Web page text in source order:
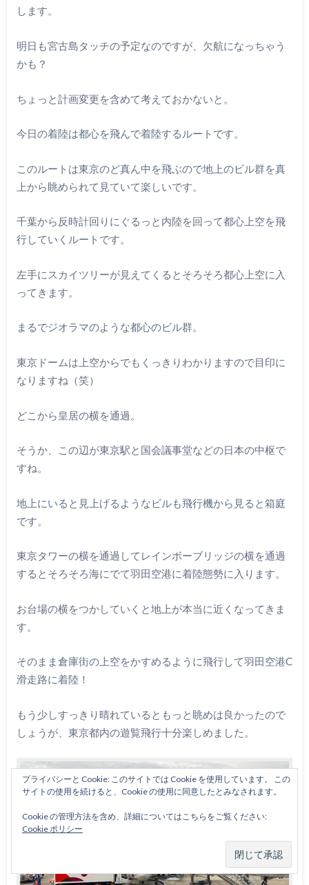
します。
明日も宮古島タッチの予定なのですが、欠航になっちゃう
かも？
ちょっと計画変更を含めて考えておかないと。
今日の着陸は都心を飛んで着陸するルートです。
このルートは東京のど真ん中を飛ぶので地上のビル群を真
上から眺められて見ていて楽しいです。
千葉から反時計回りにぐるっと内陸を回って都心上空を飛
行していくルートです。
左手にスカイツリーが見えてくるとそろそろ都心上空に入
ってきます。
まるでジオラマのような都心のビル群。
東京ドームは上空からでもくっきりわかりますので目印に
なりますね（笑）
どこから皇居の横を通過。
そうか、この辺が東京駅と国会議事堂などの日本の中枢で
すね。
地上にいると見上げるようなビルも飛行機から見ると箱庭
です。
東京タワーの横を通過してレインボーブリッジの横を通過
するとそろそろ海にでて羽田空港に着陸態勢に入ります。
お台場の横をつかしていくと地上が本当に近くなってきま
す。
そのまま倉庫街の上空をかすめるように飛行して羽田空港C
滑走路に着陸！
もう少しすっきり晴れているともっと眺めは良かったので
しょうが、東京都内の遊覧飛行十分楽しめました。
プライバシーと Cookie: このサイトでは Cookie を使用しています。 この
サイトの使用を続けると、Cookie の使用に同意したとみなされます。
Cookie の管理方法を含め、詳細についてはこちらをご覧ください:
Cookie ポリシー